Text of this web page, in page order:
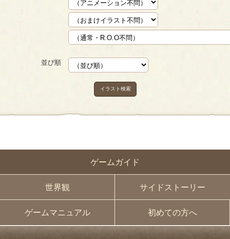
ゲームガイド
世界観 サイドストーリー
ゲームマニュアル 初めての方へ
並び順
イラスト検索